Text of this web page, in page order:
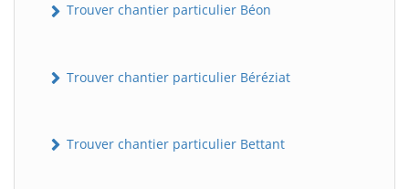
Trouver chantier particulier Béon
Trouver chantier particulier Béréziat
Trouver chantier particulier Bettant